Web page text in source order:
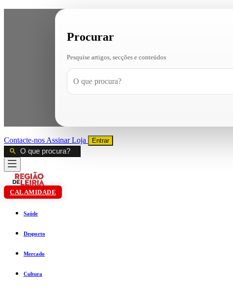
Procurar
Pesquise artigos, secções e conteúdos
Contacte-nos AssinarLoja Entrar
CALAMIDADE
Saúde
Desporto
Mercado
Cultura